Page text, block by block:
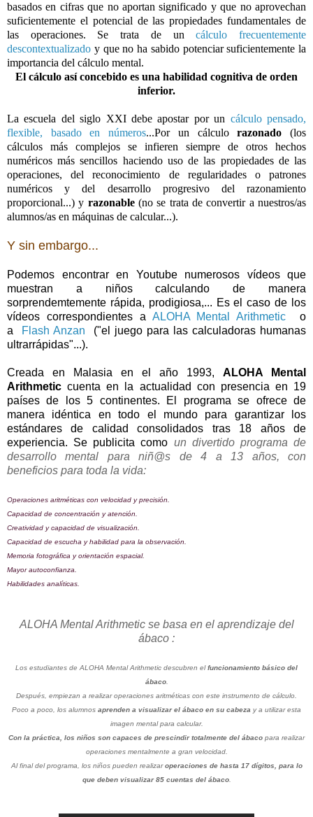
basados en cifras que no aportan significado y que no aprovechan
suficientemente el potencial de las propiedades fundamentales de
las operaciones. Se trata de uncálculo frecuentemente
descontextualizado y que no ha sabido potenciar suficientemente la
importancia del cálculo mental.
El cálculo así concebido es una habilidad cognitiva de orden
inferior.
La escuela del siglo XXI debe apostar por un cálculo pensado,
flexible, basado en números...Por un cálculorazonado (los
cálculos más complejos se infieren siempre de otros hechos
numéricos más sencillos haciendo uso de las propiedades de las
operaciones, del reconocimiento de regularidades o patrones
numéricos y del desarrollo progresivo del razonamiento
proporcional...) y razonable(no se trata de convertir a nuestros/as
alumnos/as en máquinas de calcular...).
Y sin embargo...
Podemos encontrar en Youtube numerosos vídeos que
muestran a niños calculando de manera
sorprendemtemente rápida, prodigiosa,... Es el caso de los
vídeos correspondientes a ALOHA Mental Arithmetic
o
a
Flash Anzan ("el juego para las calculadoras humanas
ultrarrápidas"...).
Creada en Malasia en el año 1993, ALOHA Mental
Arithmetic cuenta en la actualidad con presencia en 19
países de los 5 continentes. El programa se ofrece de
manera idéntica en todo el mundo para garantizar los
estándares de calidad consolidados tras 18 años de
experiencia. Se publicita como un divertido programa de
desarrollo mental para niñ@s de 4 a 13 años, con
beneficios para toda la vida:
Operaciones aritméticas con velocidad y precisión.
Capacidad de concentración y atención.
Creatividad y capacidad de visualización.
Capacidad de escucha y habilidad para la observación.
Memoria fotográfica y orientación espacial.
Mayor autoconfianza.
Habilidades analíticas.
ALOHA Mental Arithmetic se basa en el aprendizaje del
ábaco :
Los estudiantes de ALOHA Mental Arithmetic descubren elfuncionamiento básico del
ábaco.
Después, empiezan a realizar operaciones aritméticas con este instrumento de cálculo.
Poco a poco, los alumnos aprenden a visualizar el ábaco en su cabeza y a utilizar esta
imagen mental para calcular.
Con la práctica, los niños son capaces de prescindir totalmente del ábaco para realizar
operaciones mentalmente a gran velocidad.
Al final del programa, los niños pueden realizaroperaciones de hasta 17 dígitos, para lo
que deben visualizar 85 cuentas del ábaco.